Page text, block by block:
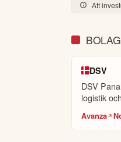
at a
we
Finally, I
Att
DSV
DSV
logistik
Avanza